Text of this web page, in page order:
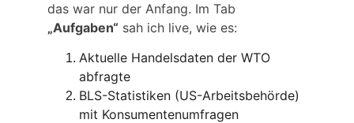
das war nur der Anfang. Im Tab
„Aufgaben“ sah ich live, wie es:
Aktuelle Handelsdaten der WTO
abfragte
BLS-Statistiken (US-Arbeitsbehörde)
mit Konsumentenumfragen